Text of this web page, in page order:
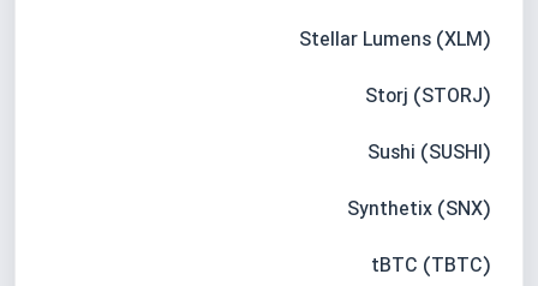
Stellar Lumens (XLM)
Storj (STORJ)
Sushi (SUSHI)
Synthetix (SNX)
tBTC (TBTC)